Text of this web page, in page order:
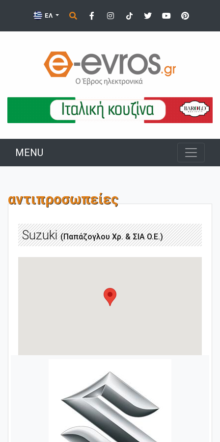
ΕΛ
MENU
αντιπροσωπείες
Suzuki(Παπάζογλου Χρ. & ΣΙΑ Ο.Ε.)